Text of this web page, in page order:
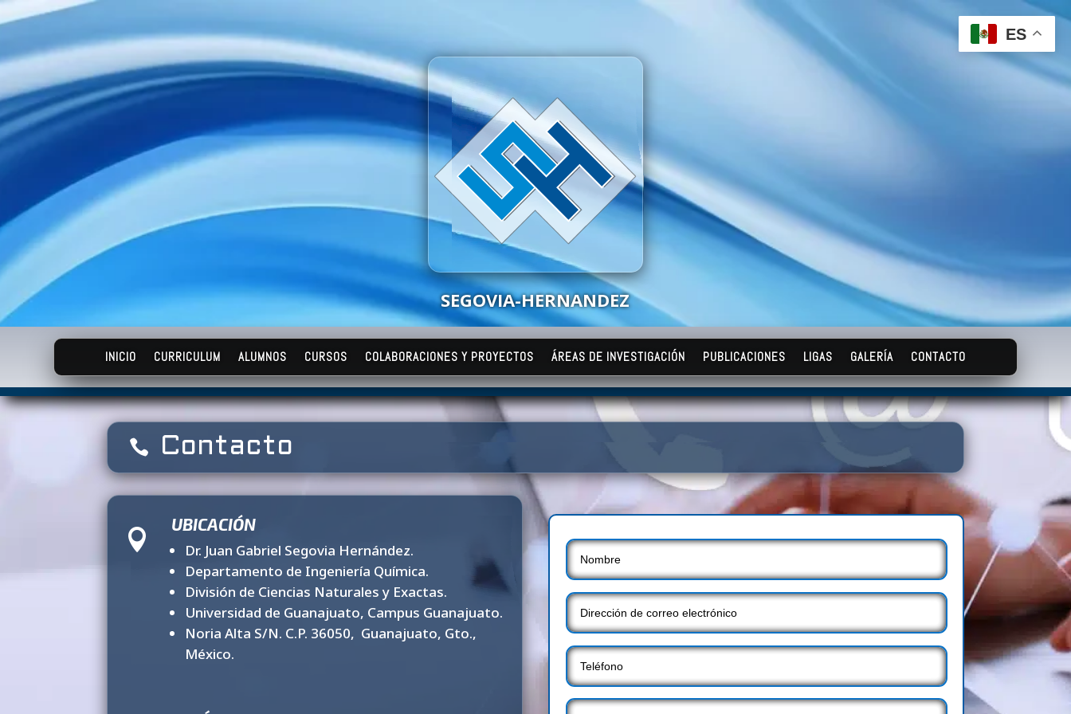
SEGOVIA-HERNANDEZ
INICIO CURRICULUM ALUMNOS CURSOS COLABORACIONES Y PROYECTOS ÁREAS DE INVESTIGACIÓN PUBLICACIONES LIGAS GALERÍA CONTACTO
 Contacto

UBICACIÓN
Dr. Juan Gabriel Segovia Hernández.
Departamento de Ingeniería Química.
División de Ciencias Naturales y Exactas.
Universidad de Guanajuato, Campus Guanajuato.
Noria Alta S/N. C.P. 36050, Guanajuato, Gto.,
México.
ES